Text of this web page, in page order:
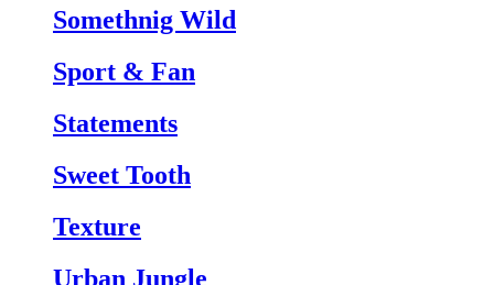
Somethnig Wild
Sport & Fan
Statements
Sweet Tooth
Texture
Urban Jungle